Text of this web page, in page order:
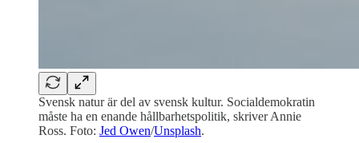
Svensk natur är del av svensk kultur. Socialdemokratin
måste ha en enande hållbarhetspolitik, skriver Annie
Ross. Foto: Jed Owen/Unsplash.